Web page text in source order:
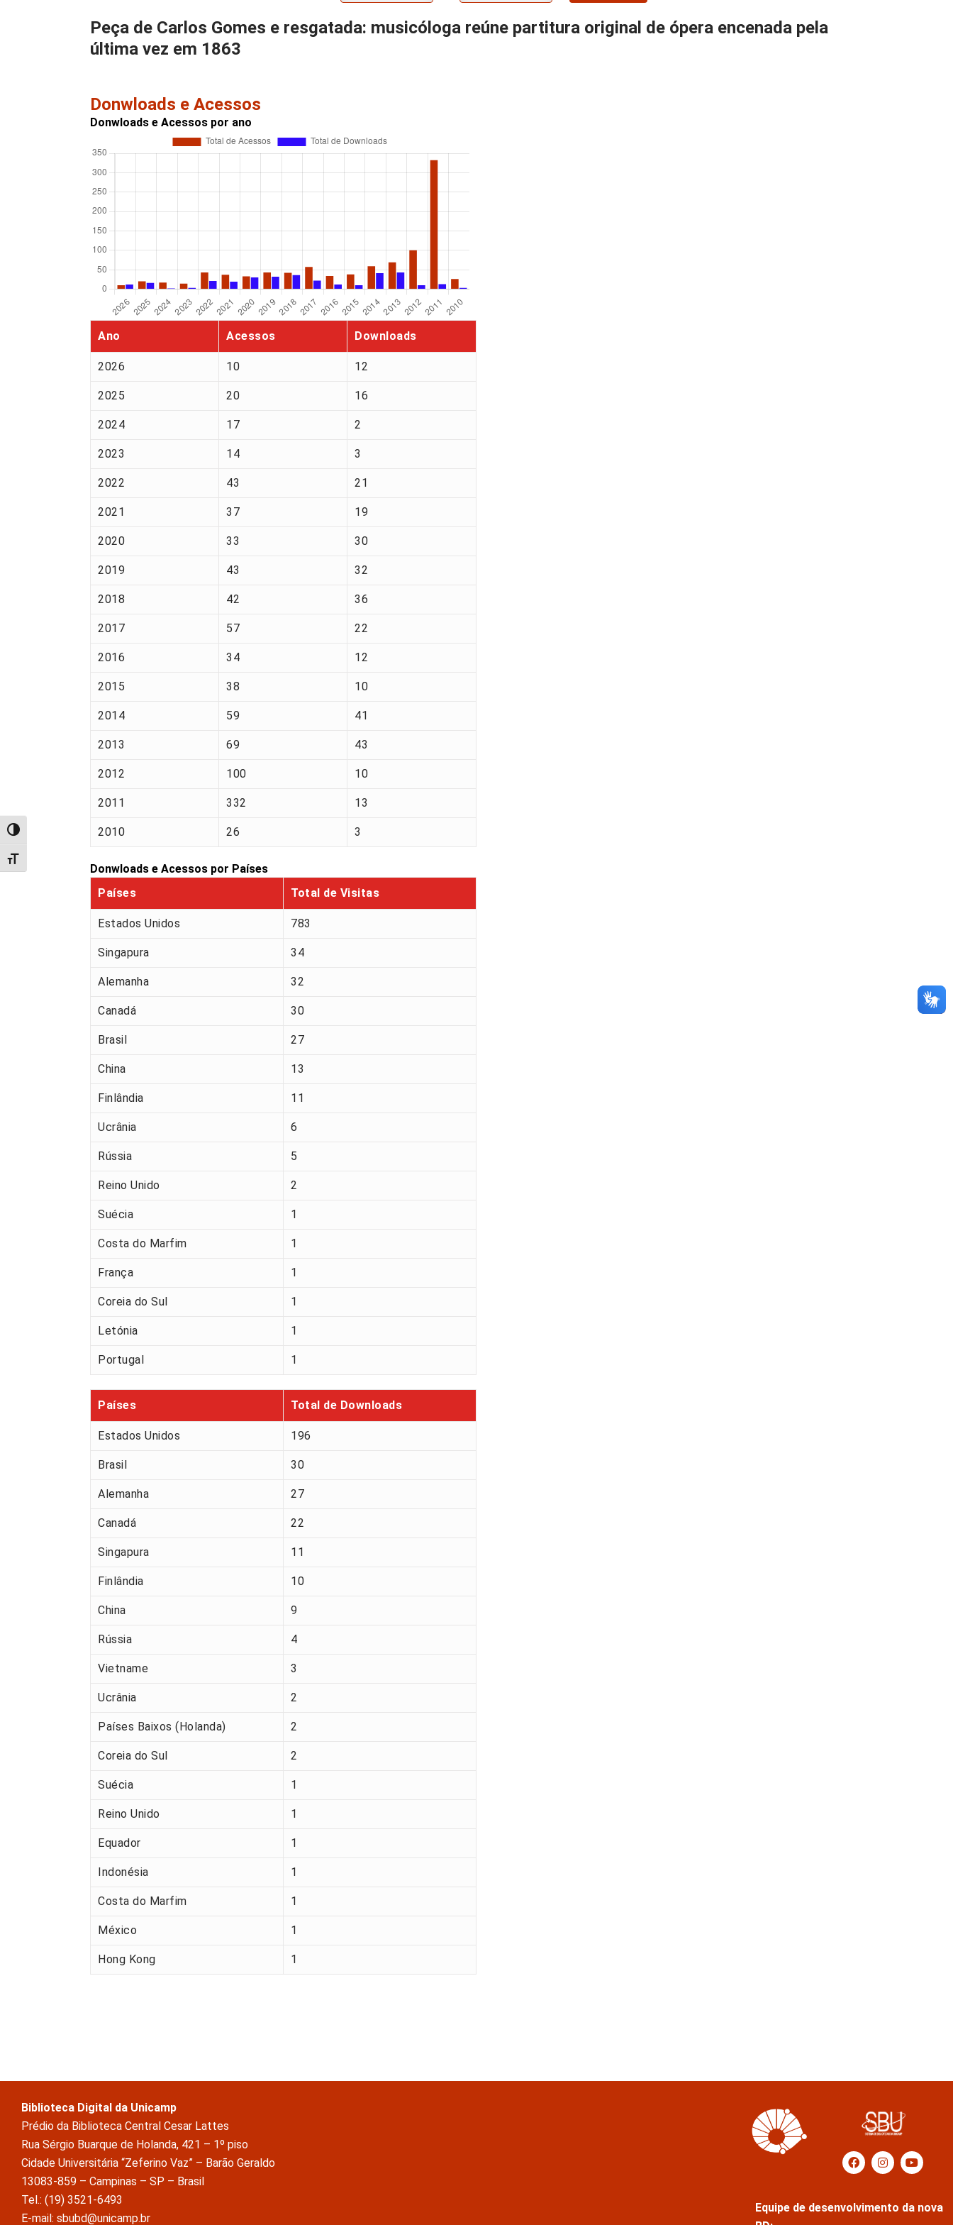
Alternar alto contraste
Alternar tamanho da fonte
Peça de Carlos Gomes e resgatada: musicóloga reúne partitura original de ópera encenada pela
última vez em 1863
Donwloads e Acessos
Donwloads e Acessos por ano
Ano Acessos Downloads
2026 10 12
2025 20 16
2024 17 2
2023 14 3
2022 43 21
2021 37 19
2020 33 30
2019 43 32
2018 42 36
2017 57 22
2016 34 12
2015 38 10
2014 59 41
2013 69 43
2012 100 10
2011 332 13
2010 26 3
Donwloads e Acessos por Países
Países
Total de Visitas
Estados Unidos 783
Singapura 34
Alemanha 32
Canadá 30
Brasil 27
China 13
Finlândia 11
Ucrânia 6
Rússia 5
Reino Unido 2
Suécia 1
Costa do Marfim 1
França 1
Coreia do Sul 1
Letónia 1
Portugal 1
Países Total de Downloads
Estados Unidos 196
Brasil 30
Alemanha 27
Canadá 22
Singapura 11
Finlândia 10
China 9
Rússia 4
Vietname 3
Ucrânia 2
Países Baixos (Holanda) 2
Coreia do Sul 2
Suécia 1
Reino Unido 1
Equador 1
Indonésia 1
Costa do Marfim 1
México 1
Hong Kong 1
Biblioteca Digital da Unicamp
Prédio da Biblioteca Central Cesar Lattes
Rua Sérgio Buarque de Holanda, 421 – 1º piso
Cidade Universitária “Zeferino Vaz” – Barão Geraldo
13083-859 – Campinas – SP – Brasil
Tel.: (19) 3521-6493
E-mail: sbubd@unicamp.br
Equipe de desenvolvimento da nova